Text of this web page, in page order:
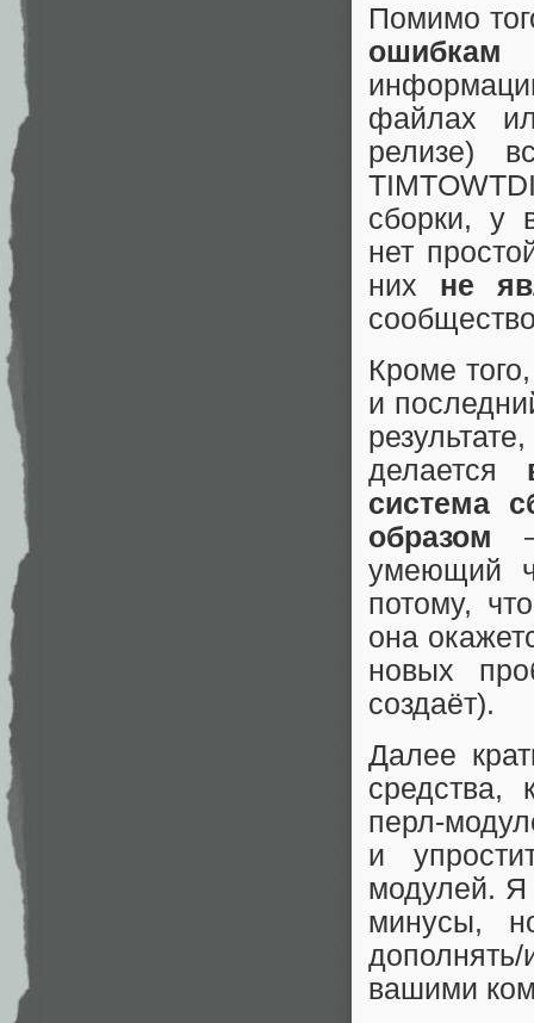
Помимо
ошибкам
файлах
релизе)
сборки, у
нет
них не
Кроме
и
делается
система
образом
умеющий
потому,
она
новых
создаёт).
Далее
средства,
перл-
и
модулей. Я
минусы,
вашими